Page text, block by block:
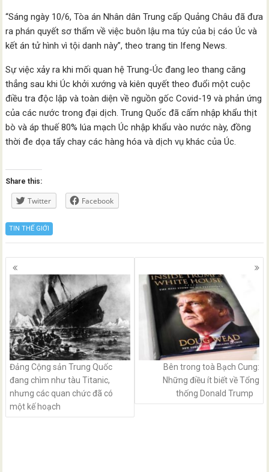
“Sáng ngày 10/6, Tòa án Nhân dân Trung cấp Quảng Châu đã đưa
ra phán quyết sơ thẩm về việc buôn lậu ma túy của bị cáo Úc và
kết án tử hình vì tội danh này”, theo trang tin Ifeng News.
Sự việc xảy ra khi mối quan hệ Trung-Úc đang leo thang căng
thẳng sau khi Úc khởi xướng và kiên quyết theo đuổi một cuộc
điều tra độc lập và toàn diện về nguồn gốc Covid-19 và phản ứng
của các nước trong đại dịch. Trung Quốc đã cấm nhập khẩu thịt
bò và áp thuế 80% lúa mạch Úc nhập khẩu vào nước này, đồng
thời đe dọa tẩy chay các hàng hóa và dịch vụ khác của Úc.
Share this:
Twitter Facebook
TIN THẾ GIỚI
Posts
navigation
Đảng Cộng sản Trung Quốc
đang chìm như tàu Titanic,
nhưng các quan chức đã có
một kế hoạch
Bên trong toà Bạch Cung:
Những điều ít biết về Tổng
thống Donald Trump